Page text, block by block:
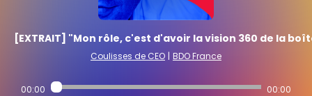
[EXTRAIT] "Mon rôle, c'est d'avoir la vision 360 de la
Coulisses de CEO | BDO France
00:00 00:00